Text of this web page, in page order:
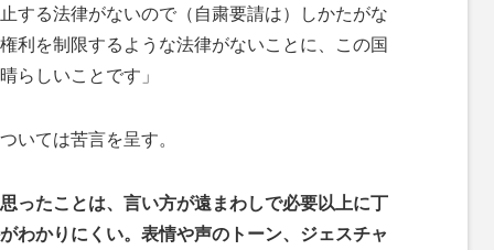
する法律がないので（自粛要請は）しかたがな
利を制限するような法律がないことに、この国
らしいことです」
ては苦言を呈す。
ったことは、言い方が遠まわしで必要以上に丁
わかりにくい。表情や声のトーン、ジェスチャ